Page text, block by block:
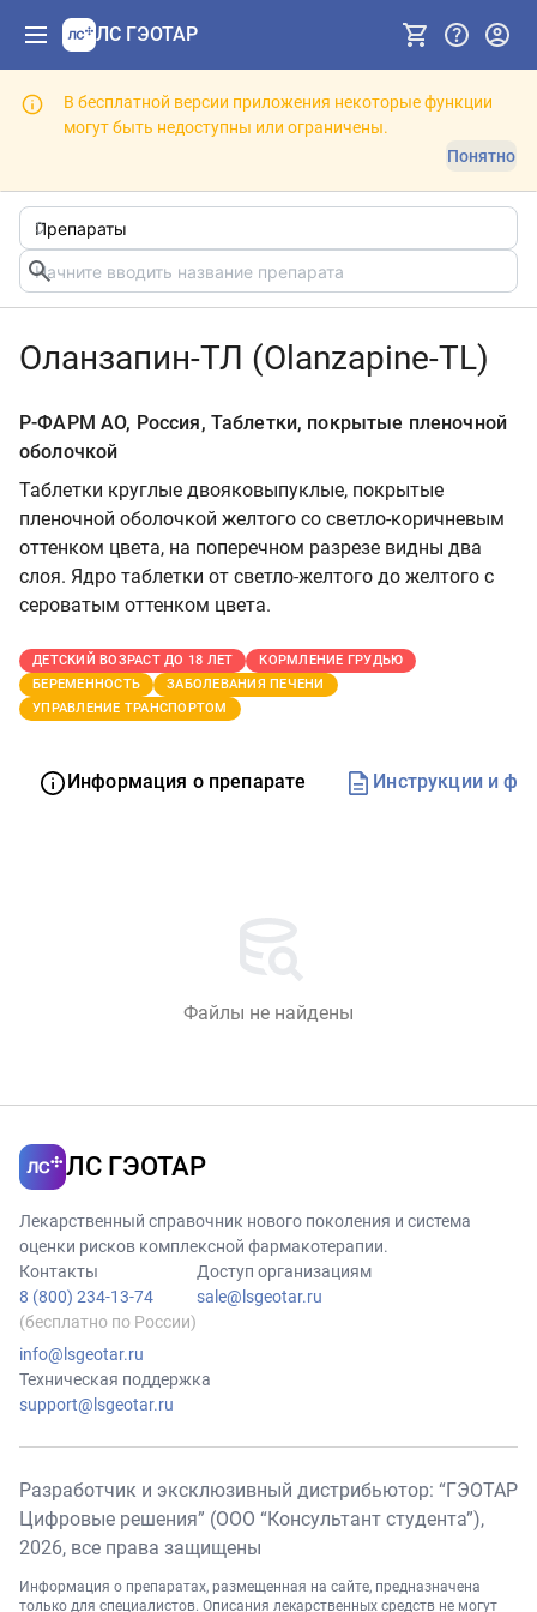
ЛС ГЭОТАР
В бесплатной версии приложения некоторые функции
могут быть недоступны или ограничены.
Понятно
Оланзапин-ТЛ (Olanzapine-TL)
Р-ФАРМ АО, Россия, Таблетки, покрытые пленочной
оболочкой
Таблетки круглые двояковыпуклые, покрытые
пленочной оболочкой желтого со светло-коричневым
оттенком цвета, на поперечном разрезе видны два
слоя. Ядро таблетки от светло-желтого до желтого с
сероватым оттенком цвета.
ДЕТСКИЙ ВОЗРАСТ ДО 18 ЛЕТ
КОРМЛЕНИЕ ГРУДЬЮ
БЕРЕМЕННОСТЬ
ЗАБОЛЕВАНИЯ ПЕЧЕНИ
УПРАВЛЕНИЕ ТРАНСПОРТОМ
Информация о препарате Инструкции и
Файлы не найдены
ЛС ГЭОТАР
Лекарственный справочник нового поколения и система
оценки рисков комплексной фармакотерапии.
Контакты
8 (800) 234-13-74
(бесплатно по России)
info@lsgeotar.ru
Доступ организациям
sale@lsgeotar.ru
Техническая поддержка
support@lsgeotar.ru
Разработчик и эксклюзивный дистрибьютор: “ГЭОТАР
Цифровые решения” (ООО “Консультант студента”),
2026, все права защищены
Информация о препаратах, размещенная на сайте, предназначена
только для специалистов. Описания лекарственных средств не могут